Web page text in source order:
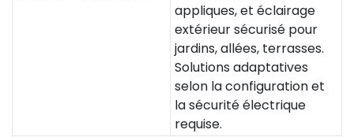
appliques, et éclairage
extérieur sécurisé pour
jardins, allées, terrasses.
Solutions adaptatives
selon la configuration et
la sécurité électrique
requise.